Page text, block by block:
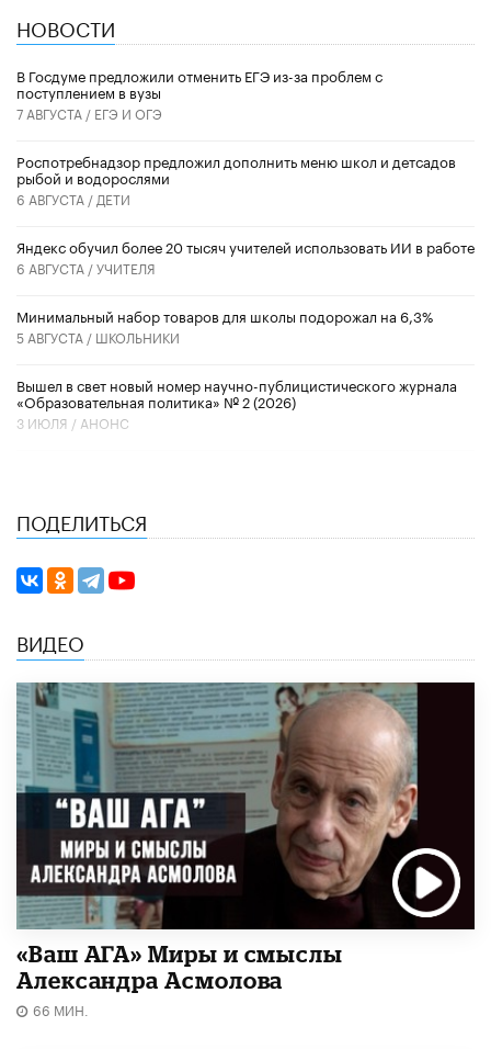
НОВОСТИ
В Госдуме предложили отменить ЕГЭ из-за проблем с
поступлением в вузы
7 АВГУСТА / ЕГЭ И ОГЭ
Роспотребнадзор предложил дополнить меню школ и детсадов
рыбой и водорослями
6 АВГУСТА / ДЕТИ
​Яндекс обучил более 20 тысяч учителей использовать ИИ в работе
6 АВГУСТА /УЧИТЕЛЯ
Минимальный набор товаров для школы подорожал на 6,3%
5 АВГУСТА / ШКОЛЬНИКИ
Вышел в свет новый номер научно-публицистического журнала
«Образовательная политика» № 2 (2026)
3 ИЮЛЯ / АНОНС
ПОДЕЛИТЬСЯ
ВИДЕО
«Ваш АГА» Миры и смыслы
Александра Асмолова
66 МИН.